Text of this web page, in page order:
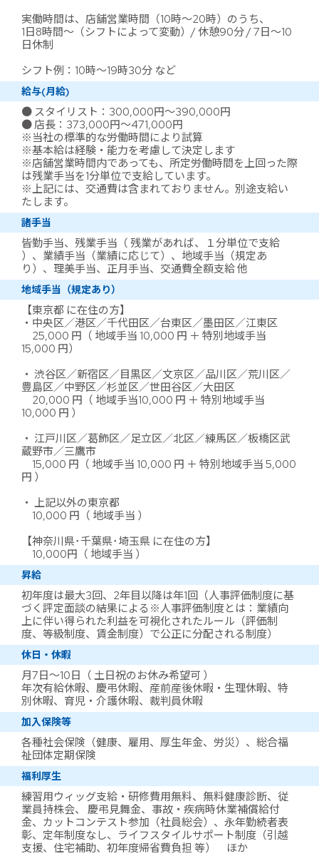
実働時間は、店舗営業時間（10時～20時）のうち、
1日8時間～（シフトによって変動）/ 休憩90分 / 7日～10
日休制
シフト例：10時～19時30分 など
給与(月給)
● スタイリスト：300,000円～390,000円
● 店長：373,000円～471,000円
※当社の標準的な労働時間により試算
※基本給は経験・能力を考慮して決定します
※店舗営業時間内であっても、所定労働時間を上回った際
は残業手当を1分単位で支給しています。
※上記には、交通費は含まれておりません。別途支給い
たします。
諸手当
皆勤手当、残業手当（ 残業があれば、１分単位で支給
）、業績手当（業績に応じて）、地域手当（規定あ
り）、理美手当、正月手当、交通費全額支給 他
地域手当（規定あり）
【東京都 に在住の方】
・中央区／港区／千代田区／台東区／墨田区／江東区
25,000 円（ 地域手当 10,000 円 ＋ 特別地域手当
15,000 円）
・ 渋谷区／新宿区／目黒区／文京区／品川区／荒川区／
豊島区／中野区／杉並区／世田谷区／大田区
20,000 円（ 地域手当10,000 円 ＋ 特別地域手当
10,000 円 ）
・ 江戸川区／葛飾区／足立区／北区／練馬区／板橋区武
蔵野市／三鷹市
15,000 円（ 地域手当 10,000 円 ＋ 特別地域手当 5,000
円 ）
・ 上記以外の東京都
10,000 円（ 地域手当 ）
【神奈川県･千葉県･埼玉県 に在住の方】
10,000円（ 地域手当 ）
昇給
初年度は最大3回、2年目以降は年1回（人事評価制度に基
づく評定面談の結果による※人事評価制度とは：業績向
上に伴い得られた利益を可視化されたルール（評価制
度、等級制度、賃金制度）で公正に分配される制度）
休日・休暇
月7日～10日（ 土日祝のお休み希望可 ）
年次有給休暇、慶弔休暇、産前産後休暇・生理休暇、特
別休暇、育児・介護休暇、裁判員休暇
加入保険等
各種社会保険（健康、雇用、厚生年金、労災）、総合福
祉団体定期保険
福利厚生
練習用ウィッグ支給・研修費用無料、無料健康診断、従
業員持株会、 慶弔見舞金、事故・疾病時休業補償給付
金、カットコンテスト参加（社員総会）、永年勤続者表
彰、定年制度なし、ライフスタイルサポート制度（引越
支援、住宅補助、初年度帰省費負担 等） ほか